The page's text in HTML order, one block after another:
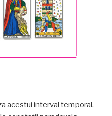
acestui interval temporal,